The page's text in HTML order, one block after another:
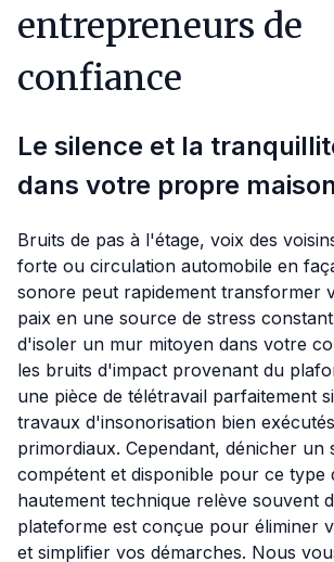
entrepreneurs de
confiance
Le silence et la
dans votre propre maison
Bruits de pas à l'étage, voix des
forte ou circulation automobile en
sonore peut rapidement transformer
paix en une source de stress
d'isoler un mur mitoyen dans votre
les bruits d'impact provenant du
une pièce de télétravail parfaitement
travaux d'insonorisation bien
primordiaux. Cependant, dénicher un
compétent et disponible pour ce type
hautement technique relève souvent
plateforme est conçue pour éliminer
et simplifier vos démarches. Nous